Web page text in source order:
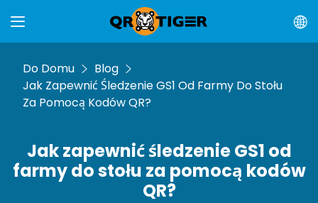
Do Domu
Blog
Jak Zapewnić Śledzenie GS1 Od Farmy Do Stołu
Za Pomocą Kodów QR?
Jak zapewnić śledzenie GS1 od
farmy do stołu za pomocą kodów
QR?